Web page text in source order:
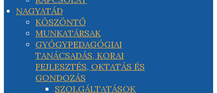
NAGYATÁD
KÖSZÖNTŐ
MUNKATÁRSAK
GYÓGYPEDAGÓGIAI
TANÁCSADÁS, KORAI
FEJLESZTÉS, OKTATÁS ÉS
GONDOZÁS
SZOLGÁLTATÁSOK